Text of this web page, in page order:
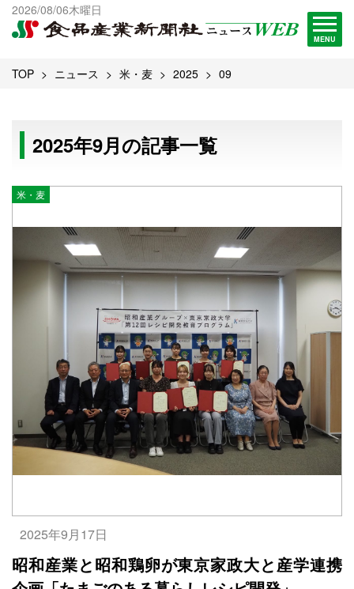
2026/08/06木曜日
MENU
出版物一覧へ
試読・購読申し込み
TOP ニュース 米・麦 2025 09
2025年9月の記事一覧
米・麦
2025年9月17日
昭和産業と昭和鶏卵が東京家政大と産学連携